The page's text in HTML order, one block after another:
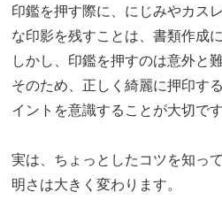
印鑑を押す際に、にじみやカス
な印影を残すことは、書類作成
しかし、印鑑を押すのは意外と
そのため、正しく綺麗に押印す
イントを意識することが大切です
実は、ちょっとしたコツを知っ
明さは大きく変わります。